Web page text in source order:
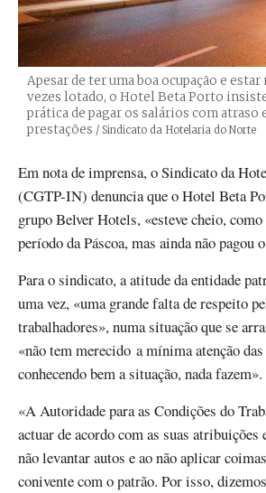
Apesar de ter uma boa ocupação e estar
vezes lotado, o Hotel Beta Porto
prática de pagar os salários com atraso
prestações Créditos
/ Sindicato da Hotelaria do Norte
Em nota de imprensa, o Sindicato da
(CGTP-IN) denuncia que o Hotel Beta
grupo Belver Hotels, «esteve cheio,
período da Páscoa, mas ainda não pagou
Para o sindicato, a atitude da entidade
uma vez, «uma grande falta de respeito
trabalhadores», numa situação que se
«não tem merecido a mínima atenção
conhecendo bem a situação, nada fazem».
«A Autoridade para as Condições do
actuar de acordo com as suas atribuições
não levantar autos e ao não aplicar
conivente com o patrão. Por isso,